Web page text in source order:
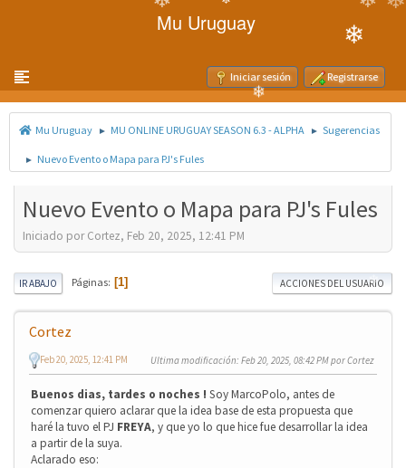
Mu Uruguay
Toggle navigation Iniciar sesión Registrarse
Mu Uruguay ► MU ONLINE URUGUAY SEASON 6.3 - ALPHA ► Sugerencias
► Nuevo Evento o Mapa para PJ's Fules
Nuevo Evento o Mapa para PJ's Fules
Iniciado por Cortez, Feb 20, 2025, 12:41 PM
IR ABAJO Páginas 1 ACCIONES DEL USUARIO
Cortez
Feb 20, 2025, 12:41 PM Ultima modificación: Feb 20, 2025, 08:42 PM por Cortez
Buenos dias, tardes o noches ! Soy MarcoPolo, antes de
comenzar quiero aclarar que la idea base de esta propuesta que
haré la tuvo el PJ FREYA, y que yo lo que hice fue desarrollar la idea
a partir de la suya.
Aclarado eso:
❄
❄
❄